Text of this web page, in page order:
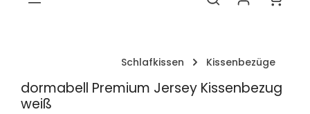
Schlafkissen Kissenbezüge
dormabell Premium Jersey Kissenbezug
weiß